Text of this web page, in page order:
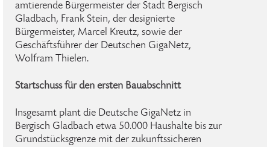
amtierende Bürgermeister der Stadt Bergisch
Gladbach, Frank Stein, der designierte
Bürgermeister, Marcel Kreutz, sowie der
Geschäftsführer der Deutschen GigaNetz,
Wolfram Thielen.
Startschuss für den ersten Bauabschnitt
Insgesamt plant die Deutsche GigaNetz in
Bergisch Gladbach etwa 50.000 Haushalte bis zur
Grundstücksgrenze mit der zukunftssicheren